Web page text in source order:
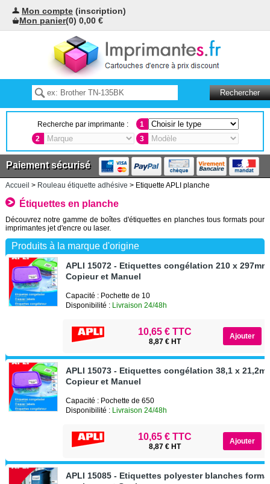
Mon compte (inscription)
Mon panier(0) 0,00 €
Recherche par imprimante :
1
2
3
Paiement sécurisé
Accueil > Rouleau étiquette adhésive > Etiquette APLI planche
Étiquettes en planche
Découvrez notre gamme de boîtes d'étiquettes en planches tous formats pour
imprimantes jet d'encre ou laser.
Produits à la marque d'origine
APLI 15072 - Etiquettes congélation 210 x
Copieur et Manuel
Capacité : Pochette de 10
Disponibilité : Livraison 24/48h
10,65 € TTC
8,87 € HT
APLI 15073 - Etiquettes congélation 38,1 x
Copieur et Manuel
Capacité : Pochette de 650
Disponibilité : Livraison 24/48h
10,65 € TTC
8,87 € HT
APLI 15085 - Etiquettes polyester blanches